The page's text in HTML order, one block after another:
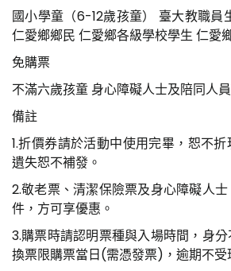
國小學童（6-12歲孩童） 臺大教職員
仁愛鄉鄉民 仁愛鄉各級學校學生 仁愛
免購票
不滿六歲孩童 身心障礙人士及陪同人員
備註
1.折價券請於活動中使用完畢，恕不折
遺失恕不補發。
2.敬老票、清潔保險票及身心障礙人
件，方可享優惠。
3.購票時請認明票種與入場時間，身
換票限購票當日(需憑發票)，逾期不受